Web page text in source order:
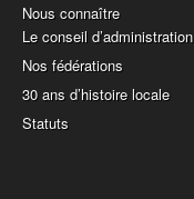
Nous connaître
Le conseil d’administration
Nos fédérations
30 ans d’histoire locale
Statuts